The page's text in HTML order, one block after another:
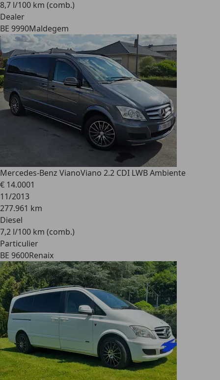
8,7 l/100 km (comb.)
Dealer
BE 9990Maldegem
Mercedes-Benz VianoViano 2.2 CDI LWB Ambiente
€ 14.0001
11/2013
277.961 km
Diesel
7,2 l/100 km (comb.)
Particulier
BE 9600Renaix